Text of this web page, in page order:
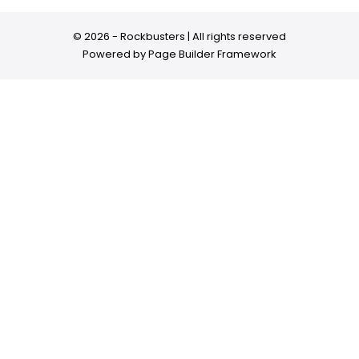
© 2026 - Rockbusters | All rights reserved
Powered byPage Builder Framework